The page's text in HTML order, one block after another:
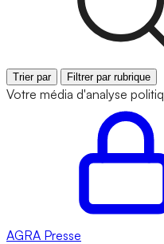
Trier par Filtrer par rubrique
Votre média d'analyse
AGRA Presse